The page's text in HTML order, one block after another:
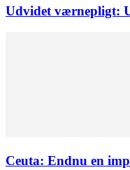
Udvidet værnepligt:
Ceuta: Endnu en